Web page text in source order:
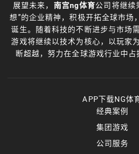
展望未来， 南宫ng体育公司将继续
想”的企业精神，积极开拓全球市场
诞生。随着科技的不断进步与市场
游戏将继续以技术为核心，以玩家
断超越，努力在全球游戏行业中占
APP下载NG体
经典案例
集团游戏
公司服务